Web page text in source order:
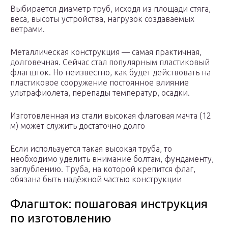
Выбирается диаметр труб, исходя из площади стяга,
веса, высоты устройства, нагрузок создаваемых
ветрами.
Металлическая конструкция — самая практичная,
долговечная. Сейчас стал популярным пластиковый
флагшток. Но неизвестно, как будет действовать на
пластиковое сооружение постоянное влияние
ультрафиолета, перепады температур, осадки.
Изготовленная из стали высокая флаговая мачта (12
м) может служить достаточно долго
Если используется такая высокая труба, то
необходимо уделить внимание болтам, фундаменту,
заглублению. Труба, на которой крепится флаг,
обязана быть надёжной частью конструкции
Флагшток: пошаговая инструкция
по изготовлению